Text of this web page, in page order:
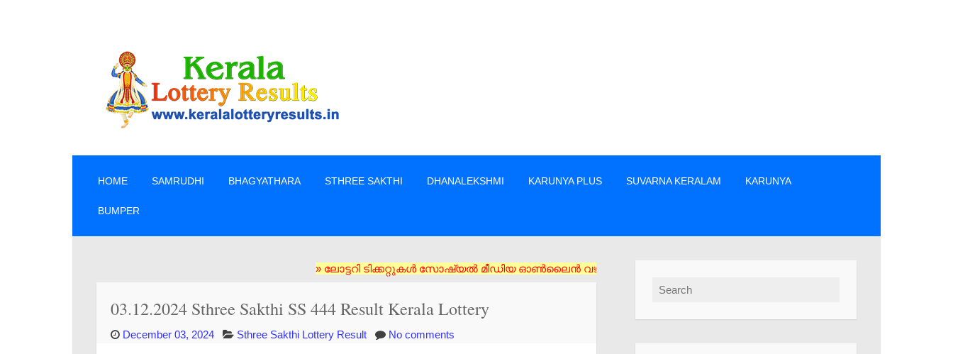
HOME SAMRUDHI BHAGYATHARA STHREE SAKTHI DHANALEKSHMI KARUNYA PLUS SUVARNA KERALAM KARUNYA
BUMPER
» ലോട്ടറി ടിക്കറ്റുകൾ സോഷ്യൽ മീഡിയ ഓൺലൈൻ വഴി വാങ്ങരുത് അംഗീകൃത ഏജൻസി/വിൽപ്പനക്കാർ എന്നിവരിൽ നിന്നും നേരിട്ടു മാത്രം
03.12.2024 Sthree Sakthi SS 444 Result Kerala Lottery
December 03, 2024 Sthree Sakthi Lottery Result No comments
Search for: